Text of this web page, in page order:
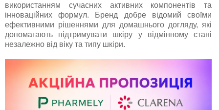
використанням сучасних активних компонентів та
інноваційних формул. Бренд добре відомий своїми
ефективними рішеннями для домашнього догляду, які
допомагають підтримувати шкіру у відмінному стані
незалежно від віку та типу шкіри.